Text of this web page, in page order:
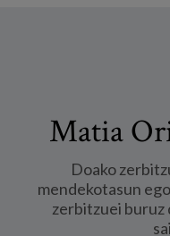
Matia
Doako
mendekotasun
zerbitzuei buruz